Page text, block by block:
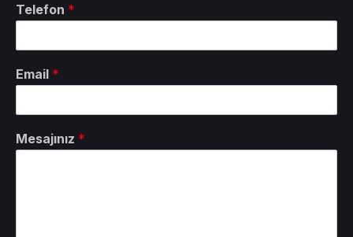
Telefon *
Email *
Mesajınız *